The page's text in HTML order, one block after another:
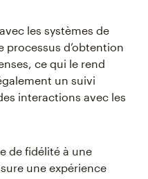
les systèmes de
processus d’obtention
ce qui le rend
un suivi
interactions avec les
de fidélité à une
une expérience